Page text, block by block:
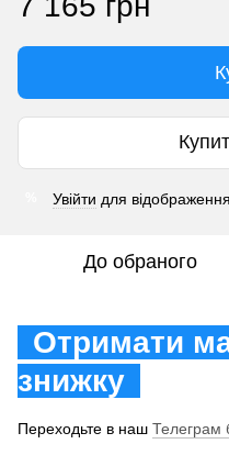
Увійти для
До обраного
Отримати
знижку
Переходьте в наш Телеграм